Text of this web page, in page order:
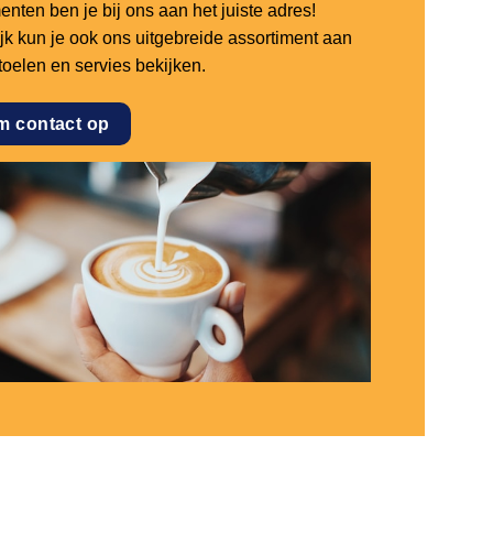
ben je bij ons aan het juiste adres!
kun je ook ons uitgebreide assortiment aan
en servies bekijken.
contact op